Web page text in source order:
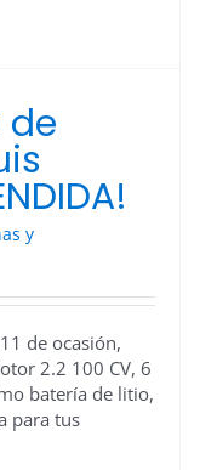
y
de ocasión,
2.2 100 CV, 6
batería de litio,
para tus